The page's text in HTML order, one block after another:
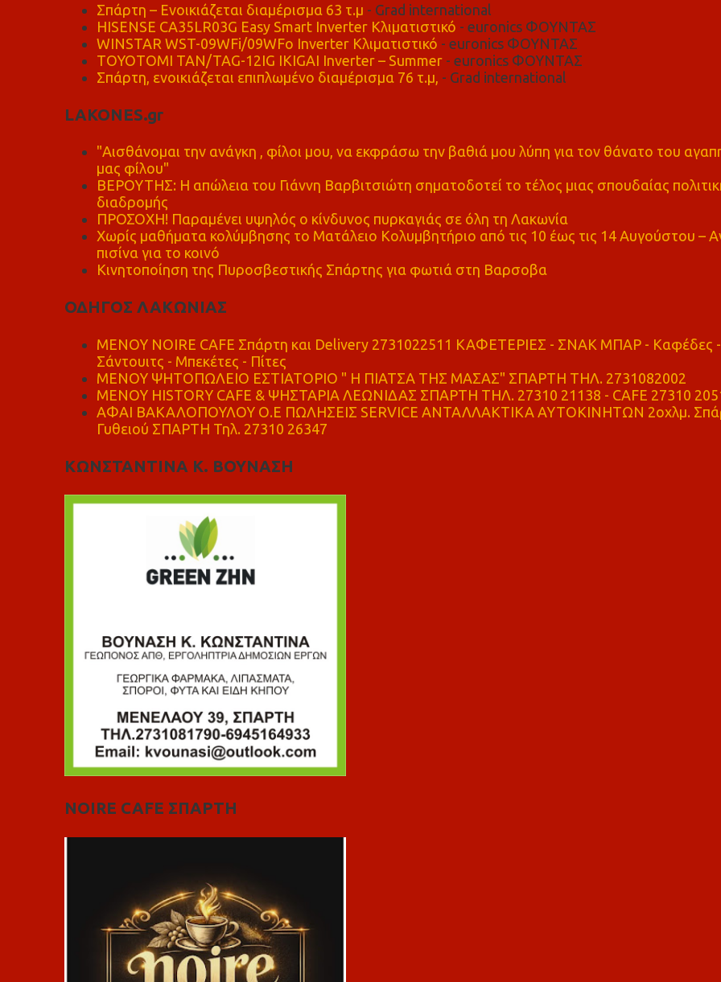
Σπάρτη – Ενοικιάζεται διαμέρισμα 63 τ.μ - Grad international
HISENSE CA35LR03G Easy Smart Inverter Κλιματιστικό - euronics ΦΟΥΝΤΑΣ
WINSTAR WST-09WFi/09WFo Inverter Κλιματιστικό - euronics ΦΟΥΝΤΑΣ
TOYOTOMI TAN/TAG-12IG IKIGAI Inverter – Summer- euronics ΦΟΥΝΤΑΣ
Σπάρτη, ενοικιάζεται επιπλωμένο διαμέρισμα 76 τ.μ, - Grad international
LAKONES.gr
"Αισθάνομαι την ανάγκη , φίλοι μου, να εκφράσω την βαθιά μου λύπη για τον θάνατο του
μας φίλου"
ΒΕΡΟΥΤΗΣ: Η απώλεια του Γιάννη Βαρβιτσιώτη σηματοδοτεί το τέλος μιας σπουδαίας
διαδρομής
ΠΡΟΣΟΧΗ! Παραμένει υψηλός ο κίνδυνος πυρκαγιάς σε όλη τη Λακωνία
Χωρίς μαθήματα κολύμβησης το Ματάλειο Κολυμβητήριο από τις 10 έως τις 14 Αυγούστου –
πισίνα για το κοινό
Κινητοποίηση της Πυροσβεστικής Σπάρτης για φωτιά στη Βαρσοβα
ΟΔΗΓΟΣ ΛΑΚΩΝΙΑΣ
MENOY NOIRE CAFE Σπάρτη και Delivery 2731022511 ΚΑΦΕΤΕΡΙΕΣ - ΣΝΑΚ ΜΠΑΡ - Καφέδες -
Σάντουιτς - Μπεκέτες - Πίτες
ΜΕΝΟΥ ΨΗΤΟΠΩΛΕΙΟ ΕΣΤΙΑΤΟΡΙΟ " Η ΠΙΑΤΣΑ ΤΗΣ ΜΑΣΑΣ" ΣΠΑΡΤΗ ΤΗΛ. 2731082002
ΜΕΝΟΥ HISTORY CAFE & ΨΗΣΤΑΡΙΑ ΛΕΩΝΙΔΑΣ ΣΠΑΡΤΗ ΤΗΛ. 27310 21138 - CAFE 27310
ΑΦΑΙ ΒΑΚΑΛΟΠΟΥΛΟΥ Ο.Ε ΠΩΛΗΣΕΙΣ SERVICE ΑΝΤΑΛΛΑΚΤΙΚΑ ΑΥΤΟΚΙΝΗΤΩΝ 2οχλμ.
Γυθειού ΣΠΑΡΤΗ Τηλ. 27310 26347
ΚΩΝΣΤΑΝΤΙΝΑ Κ. ΒΟΥΝΑΣΗ
NOIRE CAFE ΣΠΑΡΤΗ